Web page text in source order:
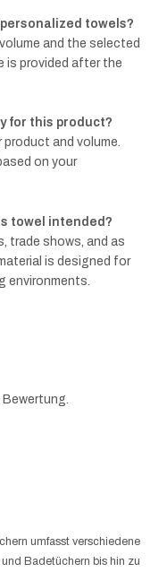
towels?
and the selected
is provided after the
for this product?
product and volume.
on your
towel intended?
trade shows, and as
is designed for
environments.
umfasst verschiedene
Badetüchern bis hin zu